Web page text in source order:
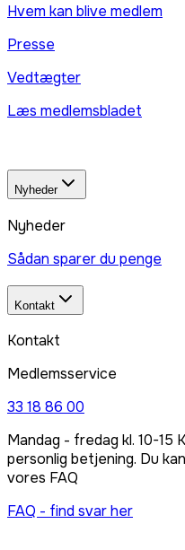
Hvem kan blive medlem
Presse
Vedtægter
Læs medlemsbladet
Nyheder
Nyheder
Sådan sparer du penge
Kontakt
Kontakt
Medlemsservice
33 18 86 00
Mandag - fredag kl. 10-
personlig betjening. Du
vores FAQ
FAQ - find svar her